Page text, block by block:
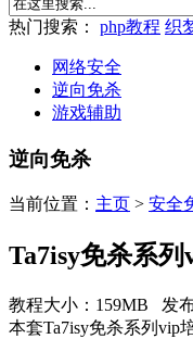
热门搜索： php教程 织
网络安全
逆向免杀
游戏辅助
逆向免杀
当前位置： 主页 > 安全
Ta7isy免杀系
教程大小：159MB 发
本套Ta7isy免杀系列vip